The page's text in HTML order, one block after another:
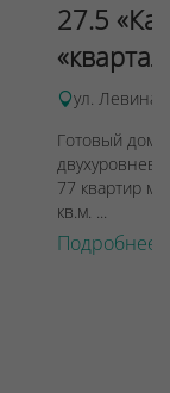
27.5
ул. Левина,
Готовый дом
77 квартир
кв.м. ...
Подробнее